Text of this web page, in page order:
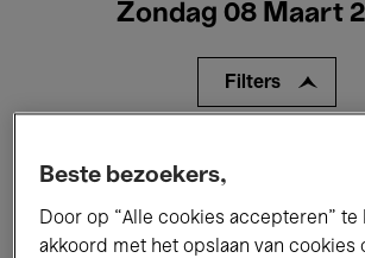
Zondag 08 Maart
Filters
Tentoonstellingen Films
Beste bezoekers,
Door op “Alle cookies accepteren” te
akkoord met het opslaan van cookies